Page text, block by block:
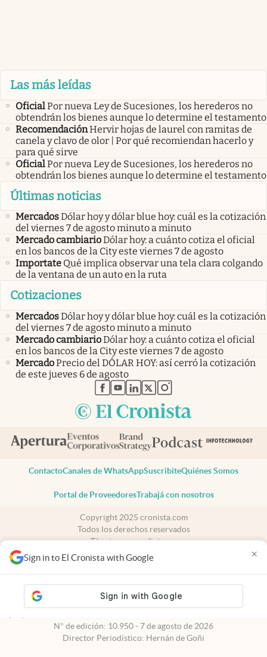
Sign in to El Cronista with Google ×
Las más leídas
OficialPor nueva Ley de Sucesiones, los herederos no
obtendrán los bienes aunque lo determine el testamento
RecomendaciónHervir hojas de laurel con ramitas de
canela y clavo de olor | Por qué recomiendan hacerlo y
para qué sirve
OficialPor nueva Ley de Sucesiones, los herederos no
obtendrán los bienes aunque lo determine el testamento
Últimas noticias
MercadosDólar hoy y dólar blue hoy: cuál es la cotización
del viernes 7 de agosto minuto a minuto
Mercado cambiarioDólar hoy: a cuánto cotiza el oficial
en los bancos de la City este viernes 7 de agosto
Importate Qué implica observar una tela clara colgando
de la ventana de un auto en la ruta
Cotizaciones
MercadosDólar hoy y dólar blue hoy: cuál es la cotización
del viernes 7 de agosto minuto a minuto
Mercado cambiarioDólar hoy: a cuánto cotiza el oficial
en los bancos de la City este viernes 7 de agosto
MercadoPrecio del DÓLAR HOY: así cerró la cotización
de este jueves 6 de agosto
abre en nueva pestaña
abre en nueva pestaña
abre en nueva pestaña
abre en nueva pestaña
abre en nueva pestaña
ContactoCanales de WhatsAppSuscribiteQuiénes Somos
Portal de ProveedoresTrabajá con nosotros
Copyright 2025 cronista.com
Todos los derechos reservados
Términos y condiciones
Privacidad
Consentimiento
cronista.com
es propiedad de El Cronista Comercial S.A Registro de
N° de edición: 10.950 - 7 de agosto de 2026
Director Periodístico: Hernán de Goñi